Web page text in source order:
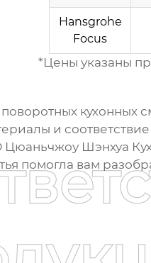
Hansgrohe
Focus
*Цены указаны
кухонных
и
Шэнхуа
помогла вам